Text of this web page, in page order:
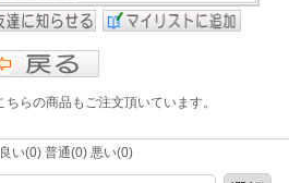
らの商品もご注文頂いています。
(0) 普通(0) 悪い(0)